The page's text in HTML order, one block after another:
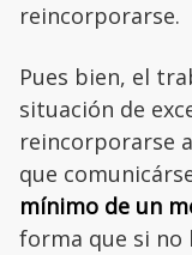
reincorporarse.
Pues bien, el
situación de
reincorporarse
que
mínimo de un
forma que si no